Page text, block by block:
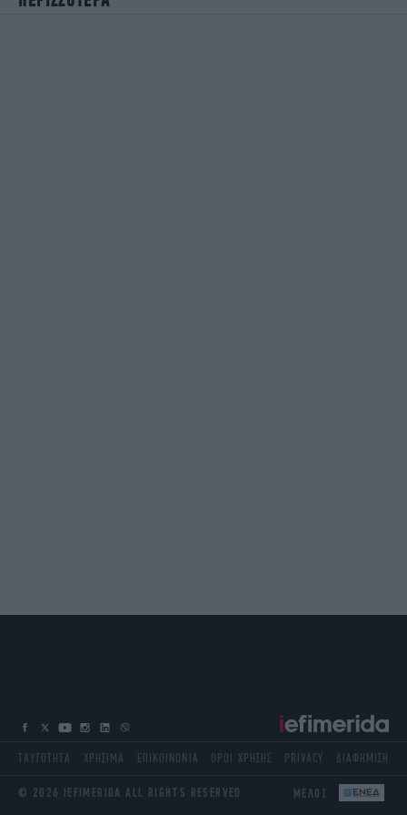
© 2026 IEFIMERIDA ALL RIGHTS RESERVED ΜΕΛΟΣ
ΤΑΥΤΟΤΗΤΑ ΧΡΗΣΙΜΑ ΕΠΙΚΟΙΝΩΝΙΑ ΟΡΟΙ ΧΡΗΣΗΣ PRIVACY ΔΙΑΦΗΜΙΣΗ